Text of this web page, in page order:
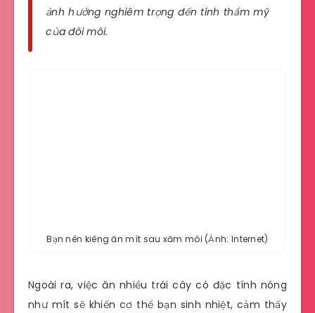
ảnh hưởng nghiêm trọng đến tính thẩm mỹ
của đôi môi.
Bạn nên kiêng ăn mít sau xăm môi (Ảnh: Internet)
Ngoài ra, việc ăn nhiều trái cây có đặc tính nóng
như mít sẽ khiến cơ thể bạn sinh nhiệt, cảm thấy